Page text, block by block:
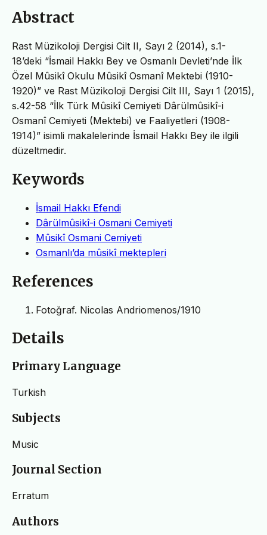
Abstract
Rast Müzikoloji Dergisi Cilt II, Sayı 2 (2014), s.1-
18’deki “İsmail Hakkı Bey ve Osmanlı Devleti’nde İlk
Özel Mûsikî Okulu Mûsikî Osmanî Mektebi (1910-
1920)” ve Rast Müzikoloji Dergisi Cilt III, Sayı 1 (2015),
s.42-58 “İlk Türk Mûsikî Cemiyeti Dârülmûsikî-i
Osmanî Cemiyeti (Mektebi) ve Faaliyetleri (1908-
1914)” isimli makalelerinde İsmail Hakkı Bey ile ilgili
düzeltmedir.
Keywords
İsmail Hakkı Efendi
Dârülmûsikî-i Osmani Cemiyeti
Mûsikî Osmani Cemiyeti
Osmanlı’da mûsikî mektepleri
References
Fotoğraf. Nicolas Andriomenos/1910
Details
Primary Language
Turkish
Subjects
Music
Journal Section
Erratum
Authors